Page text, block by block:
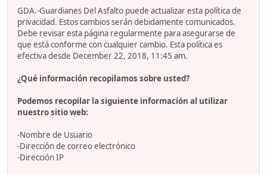
GDA.-Guardianes Del Asfalto puede actualizar esta política de
privacidad. Estos cambios serán debidamente comunicados.
Debe revisar esta página regularmente para asegurarse de
que está conforme con cualquier cambio. Esta política es
efectiva desde December 22, 2018, 11:45 am.
¿Qué información recopilamos sobre usted?
Podemos recopilar la siguiente información al utilizar
nuestro sitio web:
-Nombre de Usuario
-Dirección de correo electrónico
-Dirección IP